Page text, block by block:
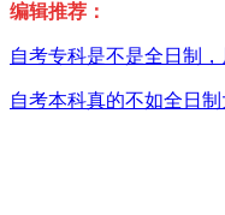
编辑推荐：
自考专科是不是全日制
自考本科真的不如全日制